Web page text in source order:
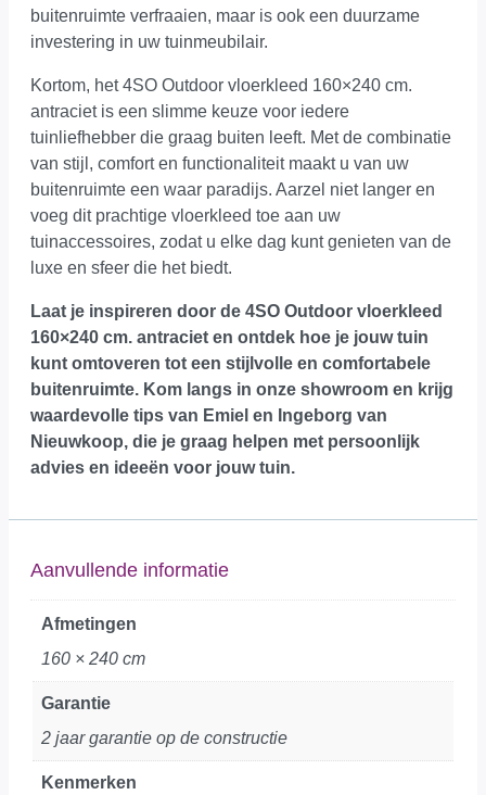
buitenruimte verfraaien, maar is ook een duurzame
investering in uw tuinmeubilair.
Kortom, het 4SO Outdoor vloerkleed 160×240 cm.
antraciet is een slimme keuze voor iedere
tuinliefhebber die graag buiten leeft. Met de combinatie
van stijl, comfort en functionaliteit maakt u van uw
buitenruimte een waar paradijs. Aarzel niet langer en
voeg dit prachtige vloerkleed toe aan uw
tuinaccessoires, zodat u elke dag kunt genieten van de
luxe en sfeer die het biedt.
Laat je inspireren door de 4SO Outdoor vloerkleed
160×240 cm. antraciet en ontdek hoe je jouw tuin
kunt omtoveren tot een stijlvolle en comfortabele
buitenruimte. Kom langs in onze showroom en krijg
waardevolle tips van Emiel en Ingeborg van
Nieuwkoop, die je graag helpen met persoonlijk
advies en ideeën voor jouw tuin.
Aanvullende informatie
Afmetingen
160 × 240 cm
Garantie
2 jaar garantie op de constructie
Kenmerken